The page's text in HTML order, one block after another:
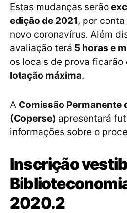
Estas mudanças serão
edição de 2021, por
novo coronavírus. Além
avaliação terá 5 horas e
os locais de prova ficarão
lotação máxima.
A Comissão Permanente
(Coperse) apresentará
informações sobre o
Inscrição
2020.2